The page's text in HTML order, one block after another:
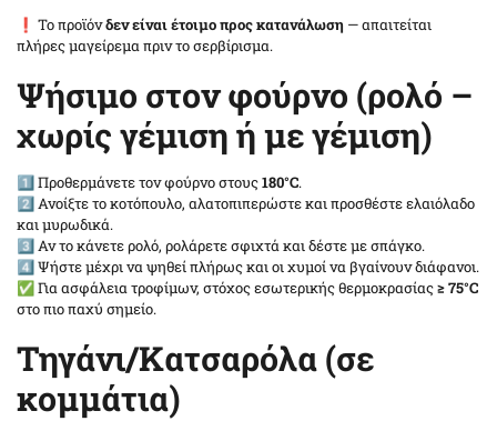
❗ Το προϊόνδεν είναι έτοιμο προς κατανάλωση — απαιτείται
πλήρες μαγείρεμα πριν το σερβίρισμα.
Ψήσιμο στον φούρνο (ρολό –
χωρίς γέμιση ή με γέμιση)
1️⃣ Προθερμάνετε τον φούρνο στους180°C.
2️⃣ Ανοίξτε το κοτόπουλο, αλατοπιπερώστε και προσθέστε ελαιόλαδο
και μυρωδικά.
3️⃣ Αν το κάνετε ρολό, ρολάρετε σφιχτά και δέστε με σπάγκο.
4️⃣ Ψήστε μέχρι να ψηθεί πλήρως και οι χυμοί να βγαίνουν διάφανοι.
✅ Για ασφάλεια τροφίμων, στόχος εσωτερικής θερμοκρασίας≥ 75°C
στο πιο παχύ σημείο.
Τηγάνι/Κατσαρόλα (σε
κομμάτια)